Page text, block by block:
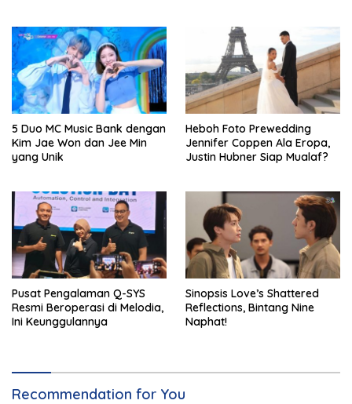
5 Duo MC Music Bank dengan
Kim Jae Won dan Jee Min
yang Unik
Heboh Foto Prewedding
Jennifer Coppen Ala Eropa,
Justin Hubner Siap Mualaf?
Pusat Pengalaman Q-SYS
Resmi Beroperasi di Melodia,
Ini Keunggulannya
Sinopsis Love’s Shattered
Reflections, Bintang Nine
Naphat!
Recommendation for You